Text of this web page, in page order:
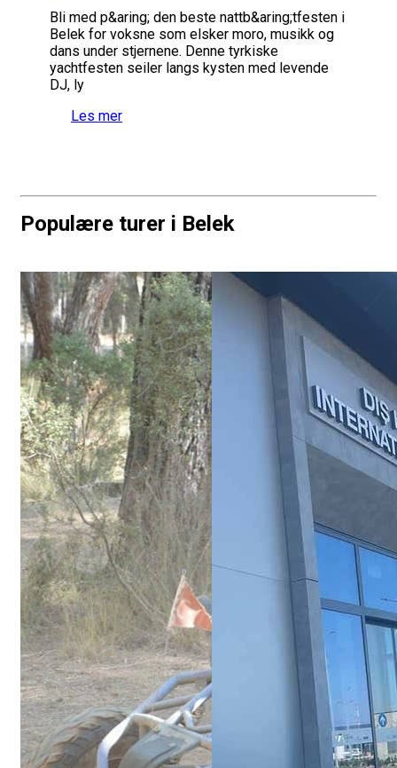
Bli med p&aring; den beste nattb&aring;tfesten i
Belek for voksne som elsker moro, musikk og
dans under stjernene. Denne tyrkiske
yachtfesten seiler langs kysten med levende
DJ, ly
Les mer
Populære turer i Belek